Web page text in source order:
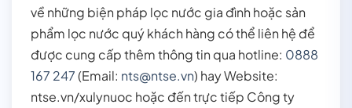
về những biện pháp lọc nước gia đình hoặc sản
phẩm lọc nước quý khách hàng có thể liên hệ để
được cung cấp thêm thông tin qua hotline: 0888
167 247(Email: nts@ntse.vn) hay Website:
ntse.vn/xulynuoc hoặc đến trực tiếp Công ty